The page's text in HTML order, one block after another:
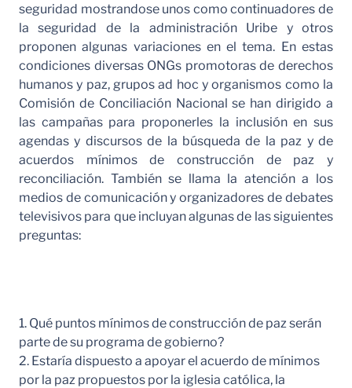
seguridad mostrandose unos como continuadores de
la seguridad de la administración Uribe y otros
proponen algunas variaciones en el tema. En estas
condiciones diversas ONGs promotoras de derechos
humanos y paz, grupos ad hoc y organismos como la
Comisión de Conciliación Nacional se han dirigido a
las campañas para proponerles la inclusión en sus
agendas y discursos de la búsqueda de la paz y de
acuerdos mínimos de construcción de paz y
reconciliación. También se llama la atención a los
medios de comunicación y organizadores de debates
televisivos para que incluyan algunas de las siguientes
preguntas:
1. Qué puntos mínimos de construcción de paz serán
parte de su programa de gobierno?
2. Estaría dispuesto a apoyar el acuerdo de mínimos
por la paz propuestos por la iglesia católica, la